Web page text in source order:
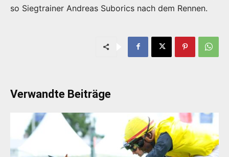
so Siegtrainer Andreas Suborics nach dem Rennen.
Verwandte Beiträge